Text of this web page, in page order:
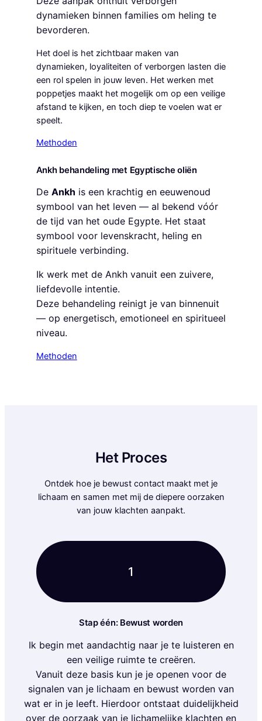
dynamieken binnen families om heling te
bevorderen.
Het doel is het zichtbaar maken van
dynamieken, loyaliteiten of verborgen lasten die
een rol spelen in jouw leven. Het werken met
poppetjes maakt het mogelijk om op een veilige
afstand te kijken, en toch diep te voelen wat er
speelt.
Methoden
Ankh behandeling met Egyptische oliën
De Ankh is een krachtig en eeuwenoud
symbool van het leven — al bekend vóór
de tijd van het oude Egypte. Het staat
symbool voor levenskracht, heling en
spirituele verbinding.
Ik werk met de Ankh vanuit een zuivere,
liefdevolle intentie.
Deze behandeling reinigt je van binnenuit
— op energetisch, emotioneel en spiritueel
niveau.
Methoden
Het Proces
Ontdek hoe je bewust contact maakt met je
lichaam en samen met mij de diepere oorzaken
van jouw klachten aanpakt.
1
Stap één: Bewust worden
Ik begin met aandachtig naar je te luisteren en
een veilige ruimte te creëren.
Vanuit deze basis kun je je openen voor de
signalen van je lichaam en bewust worden van
wat er in je leeft. Hierdoor ontstaat duidelijkheid
over de oorzaak van je lichamelijke klachten en